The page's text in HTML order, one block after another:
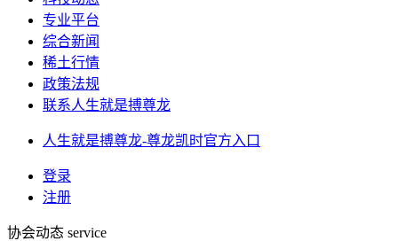
专业平台
综合新闻
稀土行情
政策法规
联系人生就是搏尊龙
人生就是搏尊龙-尊龙凯时官方入口
登录
注册
协会动态 service